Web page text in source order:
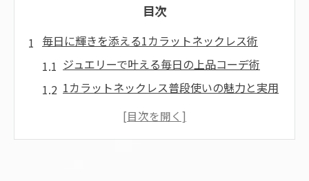
目次
毎日に輝きを添える1カラットネックレス術
ジュエリーで叶える毎日の上品コーデ術
1カラットネックレス普段使いの魅力と実用